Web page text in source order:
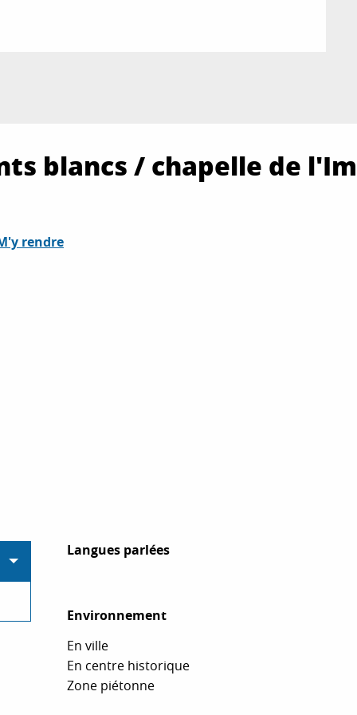
blancs / chapelle de
rendre
Langues parlées
Langues parlées
Environnement
Environnement
En ville
En centre historique
Zone piétonne